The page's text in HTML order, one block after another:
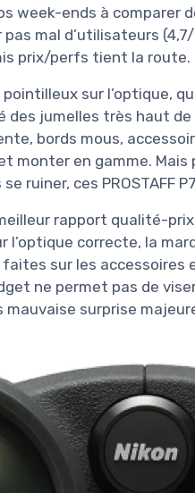
week-ends à
mal d’utilisateurs
prix/perfs tient la route.
sur l’optique,
des jumelles très haut
bords mous,
monter en gamme.
ruiner, ces PROSTAFF
rapport qualité-
l’optique correcte, la
sur les accessoires
ne permet pas de
surprise